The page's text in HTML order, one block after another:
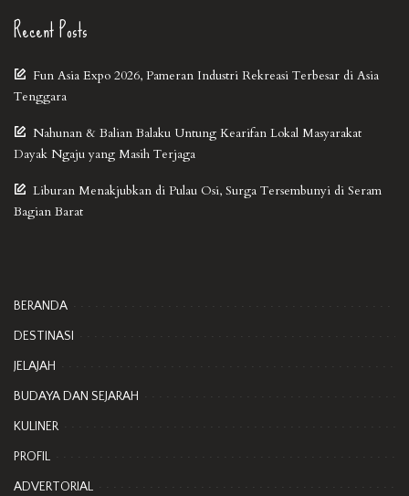
Recent Posts
Fun Asia Expo 2026, Pameran Industri Rekreasi Terbesar di Asia
Tenggara
Nahunan & Balian Balaku Untung Kearifan Lokal Masyarakat
Dayak Ngaju yang Masih Terjaga
Liburan Menakjubkan di Pulau Osi, Surga Tersembunyi di Seram
Bagian Barat
BERANDA
DESTINASI
JELAJAH
BUDAYA DAN SEJARAH
KULINER
PROFIL
ADVERTORIAL